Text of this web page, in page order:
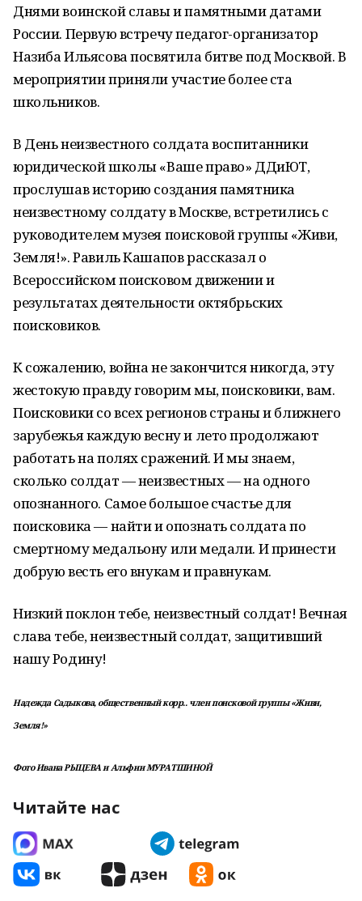
Днями воинской славы и памятными датами
России. Первую встречу педагог-организатор
Назиба Ильясова посвятила битве под Москвой. В
мероприятии приняли участие более ста
школьников.
В День неизвестного солдата воспитанники
юридической школы «Ваше право» ДДиЮТ,
прослушав историю создания памятника
неизвестному солдату в Москве, встретились с
руководителем музея поисковой группы «Живи,
Земля!». Равиль Кашапов рассказал о
Всероссийском поисковом движении и
результатах деятельности октябрьских
поисковиков.
К сожалению, война не закончится никогда, эту
жестокую правду говорим мы, поисковики, вам.
Поисковики со всех регионов страны и ближнего
зарубежья каждую весну и лето продолжают
работать на полях сражений. И мы знаем,
сколько солдат — неизвестных — на одного
опознанного. Самое большое счастье для
поисковика — найти и опознать солдата по
смертному медальону или медали. И принести
добрую весть его внукам и правнукам.
Низкий поклон тебе, неизвестный солдат! Вечная
слава тебе, неизвестный солдат, защитивший
нашу Родину!
Надежда Садыкова, общественный корр.. член поисковой группы «Живи,
Земля!»
Фото Ивана РЫЦЕВА и Альфии МУРАТШИНОЙ
Читайте нас